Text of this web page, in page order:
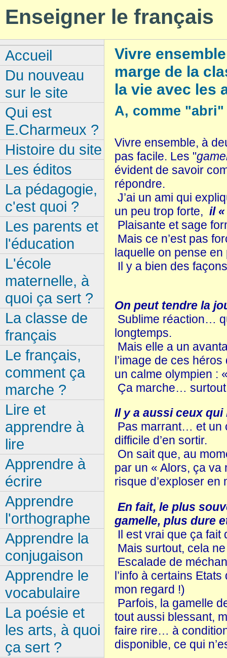
Enseigner le français
Vivre
marge de la
la vie avec les
A, comme "abri"
Vivre ensemble, à
pas facile. Les "
évident de savoir
répondre.
J’ai un ami qui
un peu trop forte, il
Plaisante et sage
Mais ce n’est pas
laquelle on pense en
Il y a bien des
On peut tendre la
Sublime réaction…
longtemps.
Mais elle a un
l’image de ces
un calme olympien :
Ça marche…
Il y a aussi ceux
Pas marrant… et un
difficile d’en sortir.
On sait que, au
par un « Alors, ça va
risque d’exploser
En fait, le plus
gamelle, plus dure
Il est vrai que ça fait
Mais surtout, cela
Escalade de
l’info à certains
mon regard !)
Parfois, la gamelle
tout aussi blessant,
faire rire… à
disponible, ce qui
Accueil
Du nouveau
sur le site
Qui est
E.Charmeux ?
Histoire du site
Les éditos
La pédagogie,
c'est quoi ?
Les parents et
l'éducation
L'école
maternelle, à
quoi ça sert ?
La classe de
français
Le français,
comment ça
marche ?
Lire et
apprendre à
lire
Apprendre à
écrire
Apprendre
l'orthographe
Apprendre la
conjugaison
Apprendre le
vocabulaire
La poésie et
les arts, à quoi
ça sert ?